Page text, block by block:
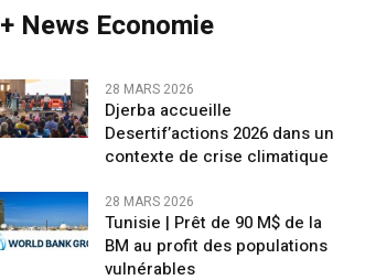
+ News Economie
28 MARS 2026
Djerba accueille
Desertif’actions 2026 dans un
contexte de crise climatique
28 MARS 2026
Tunisie | Prêt de 90 M$ de la
BM au profit des populations
vulnérables